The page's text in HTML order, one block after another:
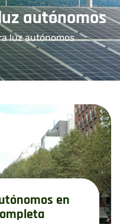
autónomos
luz autónomos
en